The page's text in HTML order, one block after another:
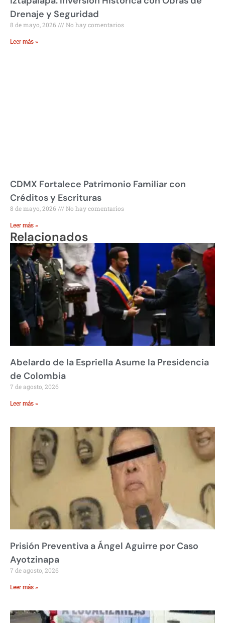
Drenaje y Seguridad
8 de mayo, 2026 No hay comentarios
Leer más »
CDMX Fortalece Patrimonio Familiar con
Créditos y Escrituras
8 de mayo, 2026 No hay comentarios
Leer más »
Relacionados
Abelardo de la Espriella Asume la Presidencia
de Colombia
7 de agosto, 2026
Leer más »
Prisión Preventiva a Ángel Aguirre por Caso
Ayotzinapa
7 de agosto, 2026
Leer más »